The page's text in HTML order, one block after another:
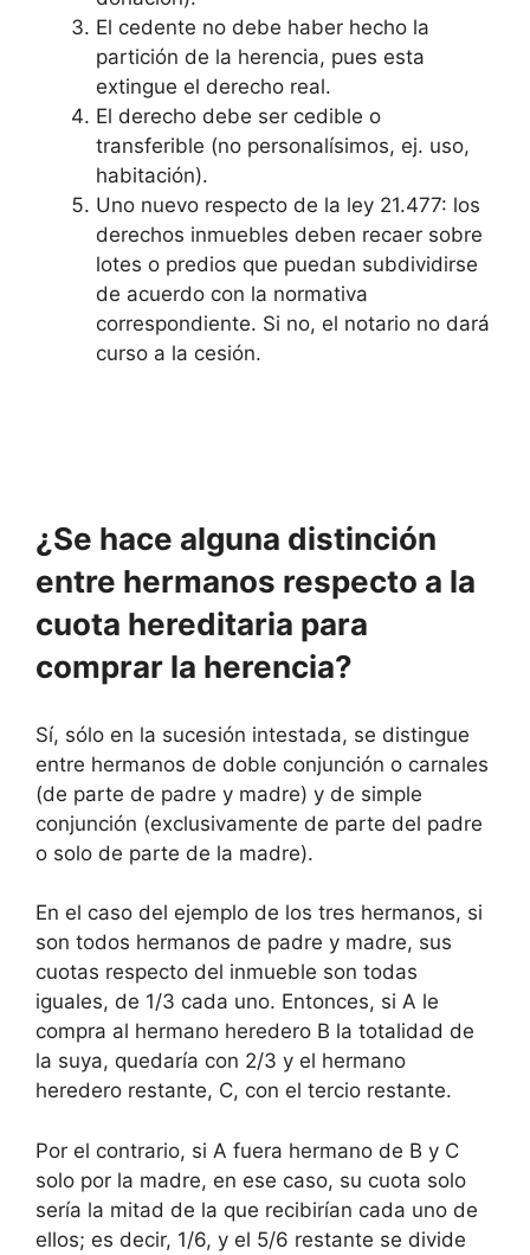
El cedente no debe haber hecho la
partición de la herencia, pues esta
extingue el derecho real.
El derecho debe ser cedible o
transferible (no personalísimos, ej. uso,
habitación).
Uno nuevo respecto de la ley 21.477: los
derechos inmuebles deben recaer sobre
lotes o predios que puedan subdividirse
de acuerdo con la normativa
correspondiente. Si no, el notario no dará
curso a la cesión.
¿Se hace alguna distinción
entre hermanos respecto a la
cuota hereditaria para
comprar la herencia?
Sí, sólo en la sucesión intestada, se distingue
entre hermanos de doble conjunción o carnales
(de parte de padre y madre) y de simple
conjunción (exclusivamente de parte del padre
o solo de parte de la madre).
En el caso del ejemplo de los tres hermanos, si
son todos hermanos de padre y madre, sus
cuotas respecto del inmueble son todas
iguales, de 1/3 cada uno. Entonces, si A le
compra al hermano heredero B la totalidad de
la suya, quedaría con 2/3 y el hermano
heredero restante, C, con el tercio restante.
Por el contrario, si A fuera hermano de B y C
solo por la madre, en ese caso, su cuota solo
sería la mitad de la que recibirían cada uno de
ellos; es decir, 1/6, y el 5/6 restante se divide